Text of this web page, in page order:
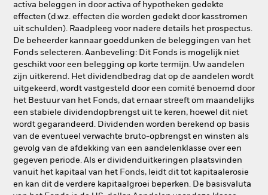
activa beleggen in door activa of hypotheken gedekte
effecten (d.w.z. effecten die worden gedekt door kasstromen
uit schulden). Raadpleeg voor nadere details het prospectus.
De beheerder kannaar goeddunken de beleggingen van het
Fonds selecteren. Aanbeveling: Dit Fonds is mogelijk niet
geschikt voor een belegging op korte termijn. Uw aandelen
zijn uitkerend. Het dividendbedrag dat op de aandelen wordt
uitgekeerd, wordt vastgesteld door een comité benoemd door
het Bestuur van het Fonds, dat ernaar streeft om maandelijks
een stabiele dividendopbrengst uit te keren, hoewel dit niet
wordt gegarandeerd. Dividenden worden berekend op basis
van de eventueel verwachte bruto-opbrengst en winsten als
gevolg van de afdekking van een aandelenklasse over een
gegeven periode. Als er dividenduitkeringen plaatsvinden
vanuit het kapitaal van het Fonds, leidt dit tot kapitaalerosie
en kan dit de verdere kapitaalgroei beperken. De basisvaluta